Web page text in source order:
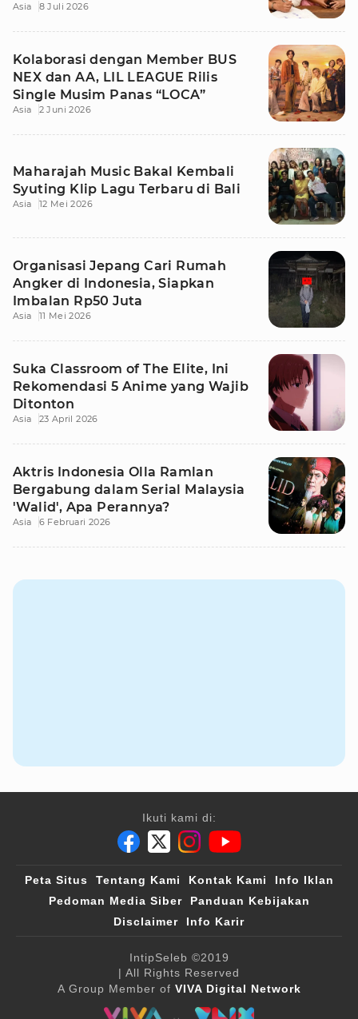
Kehangatan
Asia 8 Juli 2026
Kolaborasi dengan Member BUS
NEX dan AA, LIL LEAGUE Rilis
Single Musim Panas “LOCA”
Asia 2 Juni 2026
Maharajah Music Bakal Kembali
Syuting Klip Lagu Terbaru di Bali
Asia 12 Mei 2026
Organisasi Jepang Cari Rumah
Angker di Indonesia, Siapkan
Imbalan Rp50 Juta
Asia 11 Mei 2026
Suka Classroom of The Elite, Ini
Rekomendasi 5 Anime yang Wajib
Ditonton
Asia 23 April 2026
Aktris Indonesia Olla Ramlan
Bergabung dalam Serial Malaysia
'Walid', Apa Perannya?
Asia 6 Februari 2026
Ikuti kami di:
Peta Situs Tentang Kami Kontak Kami
Info Iklan
Pedoman Media Siber
Panduan Kebijakan
Disclaimer
Info Karir
IntipSeleb ©2019
| All Rights Reserved
A Group Member of VIVA Digital Network